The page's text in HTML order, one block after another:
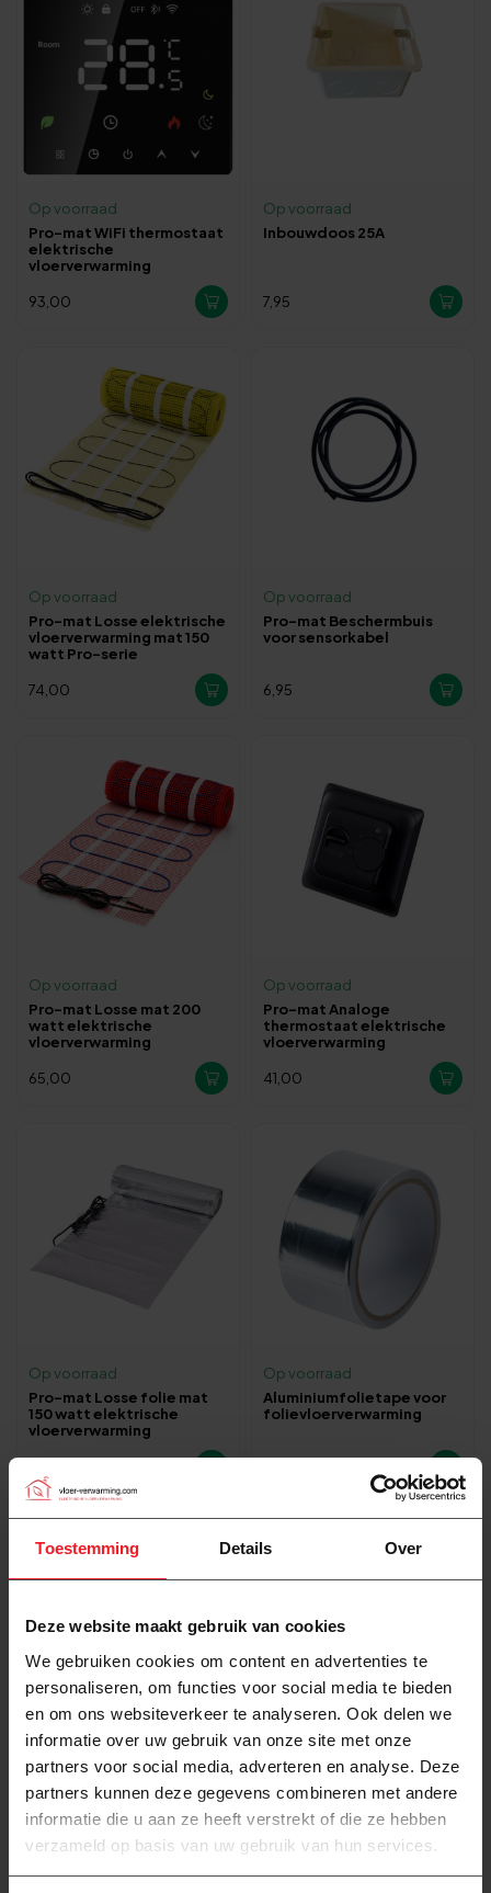
Toestemming Details Over
Deze website maakt gebruik van cookies
We gebruiken cookies om content en advertenties te
personaliseren, om functies voor social media te bieden
en om ons websiteverkeer te analyseren. Ook delen we
informatie over uw gebruik van onze site met onze
partners voor social media, adverteren en analyse. Deze
partners kunnen deze gegevens combineren met andere
informatie die u aan ze heeft verstrekt of die ze hebben
verzameld op basis van uw gebruik van hun services.
Op voorraad
Pro-mat WiFi thermostaat
elektrische
vloerverwarming
93,00
Op voorraad
Inbouwdoos 25A
7,95
Op voorraad
Pro-mat Losse elektrische
vloerverwarming mat 150
watt Pro-serie
74,00
Op voorraad
Pro-mat Beschermbuis
voor sensorkabel
6,95
Op voorraad
Pro-mat Losse mat 200
watt elektrische
vloerverwarming
65,00
Op voorraad
Pro-mat Analoge
thermostaat elektrische
vloerverwarming
41,00
Op voorraad
Pro-mat Losse folie mat
150 watt elektrische
vloerverwarming
Op voorraad
Aluminiumfolietape voor
folievloerverwarming
Op voorraad
Pro-mat Wifi XL
Thermostaat grote
oppervlakten
135,00
Op voorraad
Pro-mat elektrische
Vloerverwarming sensor
9,95